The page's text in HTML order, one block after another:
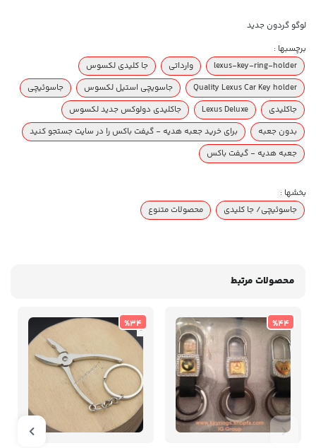
لوگو گردون جدید
برچسبها :
lexus-key-ring-holder
وارداتی
جا کلیدی لکسوس
Quality Lexus Car Key holder
جاسویچی استیل لکسوس
جاسوئیچی
جاکلیدی
Lexus Deluxe
جاکلیدی دولوکس جدید لکسوس
بدون جعبه
برای خرید جعبه هدیه - گیفت باکس را در سایت جستجو کنید
جعبه هدیه - گیفت باکس
بخشها :
جاسوئیچی/ جا کلیدی
محصولات متنوع
محصولات مرتبط
%44
%34